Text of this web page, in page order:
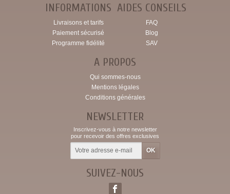
INFORMATIONS
Livraisons et tarifs
Paiement sécurisé
Programme fidélité
AIDES CONSEILS
FAQ
Blog
SAV
A PROPOS
Qui sommes-nous
Mentions légales
Conditions générales
NEWSLETTER
Inscrivez-vous à notre newsletter
pour recevoir des offres exclusives
SUIVEZ-NOUS